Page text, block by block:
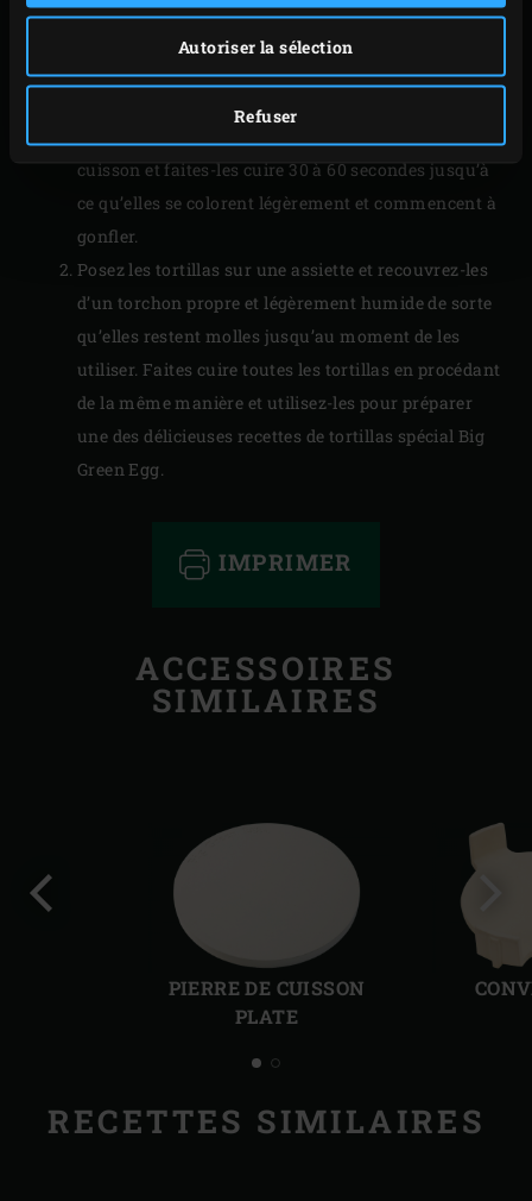
Autoriser la sélection
Refuser
PRÉPARATION
cuisson et faites-les cuire 30 à 60 secondes jusqu’à
ce qu’elles se colorent légèrement et commencent à
gonfler.
Posez les tortillas sur une assiette et recouvrez-les
d’un torchon propre et légèrement humide de sorte
qu’elles restent molles jusqu’au moment de les
utiliser. Faites cuire toutes les tortillas en procédant
de la même manière et utilisez-les pour préparer
une des délicieuses recettes de tortillas spécial Big
Green Egg.
IMPRIMER
ACCESSOIRES
SIMILAIRES
PIERRE DE CUISSON
PLATE
RECETTES SIMILAIRES